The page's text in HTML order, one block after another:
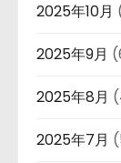
2025年10月
2025年9月
2025年8月
2025年7月